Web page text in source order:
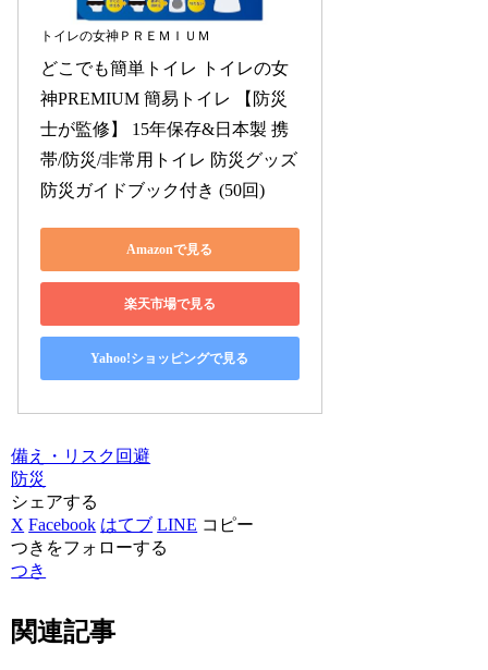
トイレの女神ＰＲＥＭＩＵＭ
どこでも簡単トイレ トイレの女
神PREMIUM 簡易トイレ 【防災
士が監修】 15年保存&日本製 携
帯/防災/非常用トイレ 防災グッズ
防災ガイドブック付き (50回)
Amazonで見る
楽天市場で見る
Yahoo!ショッピングで見る
備え・リスク回避
防災
シェアする
X Facebook はてブ LINE コピー
つきをフォローする
つき
関連記事